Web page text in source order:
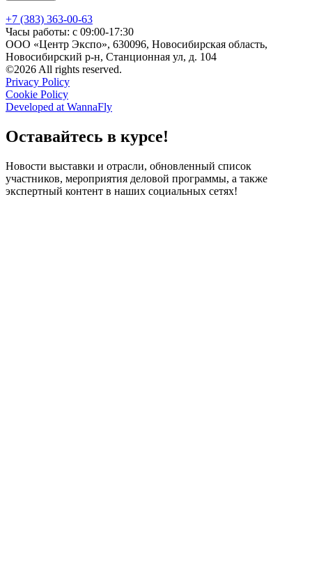
+7 (383) 363-00-63
Часы работы: с 09:00-17:30
ООО «Центр Экспо», 630096, Новосибирская область,
Новосибирский р-н, Станционная ул, д. 104
©2026 All rights reserved.
Privacy Policy
Cookie Policy
Developed at WannaFly
Оставайтесь в курсе!
Новости выставки и отрасли, обновленный список
участников, мероприятия деловой программы, а также
экспертный контент в наших социальных сетях!